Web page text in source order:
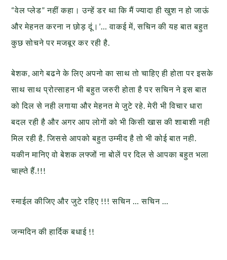
“वेल प्लेड” नहीं कहा। उन्हें डर था कि मैं ज्यादा ही खुश न हो जाऊं
और मेहनत करना न छोड़ दूं।’… वाकई में, सचिन की यह बात बहुत
कुछ सोचने पर मजबूर कर रही है.
बेशक, आगे बढने के लिए अपनो का साथ तो चाहिए ही होता पर इसके
साथ साथ प्रोत्साहन भी बहुत जरुरी होता है पर सचिन ने इस बात
को दिल से नही लगाया और मेहनत मे जुटे रहे. मेरी भी विचार धारा
बदल रही है और अगर आप लोगों को भी किसी खास की शाबाशी नही
मिल रही है. जिससे आपको बहुत उम्मीद है तो भी कोई बात नही.
यकीन मानिए वो बेशक लफ्जों ना बोलें पर दिल से आपका बहुत भला
चाह्ते हैं.!!!
स्माईल कीजिए और जुटे रहिए !!! सचिन … सचिन …
जन्मदिन की हार्दिक बधाई !!